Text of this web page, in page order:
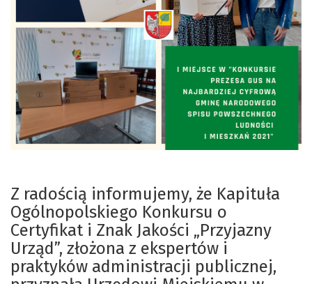
Z radością informujemy, że Kapituła
Ogólnopolskiego Konkursu o
Certyfikat i Znak Jakości „Przyjazny
Urząd”, złożona z ekspertów i
praktyków administracji publicznej,